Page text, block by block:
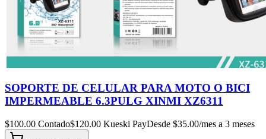
SOPORTE DE CELULAR PARA MOTO O BICI
IMPERMEABLE 6.3PULG XINMI XZ6311
$100.00 Contado$120.00 Kueski PayDesde $35.00/mes a 3 meses